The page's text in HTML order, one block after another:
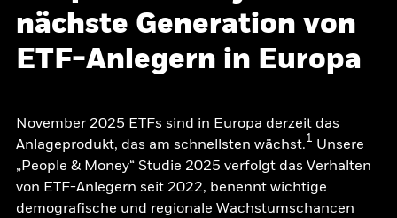
nächste Generation von
ETF-Anlegern in Europa
November 2025 ETFs sind in Europa derzeit das
Anlageprodukt, das am schnellsten wächst.1 Unsere
„People & Money“ Studie 2025 verfolgt das Verhalten
von ETF-Anlegern seit 2022, benennt wichtige
demografische und regionale Wachstumschancen